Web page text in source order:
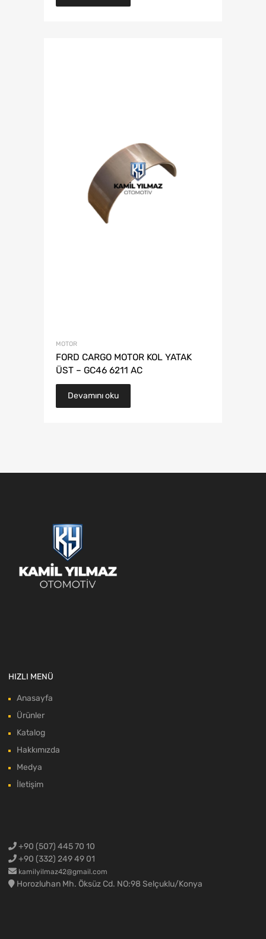
MOTOR
FORD CARGO MOTOR KOL YATAK
ÜST – GC46 6211 AC
Devamını oku
HIZLI MENÜ
Anasayfa
Ürünler
Katalog
Hakkımızda
Medya
İletişim
+90 (507) 445 70 10
+90 (332) 249 49 01
kamilyilmaz42@gmail.com
Horozluhan Mh. Öksüz Cd. NO:98 Selçuklu/Konya